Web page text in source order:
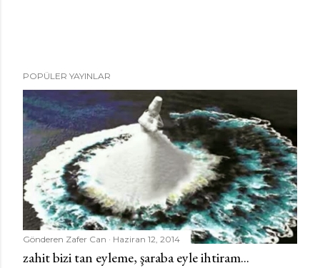
POPÜLER YAYINLAR
Gönderen Zafer Can Haziran 12, 2014
zahit bizi tan eyleme, şaraba eyle ihtiram...